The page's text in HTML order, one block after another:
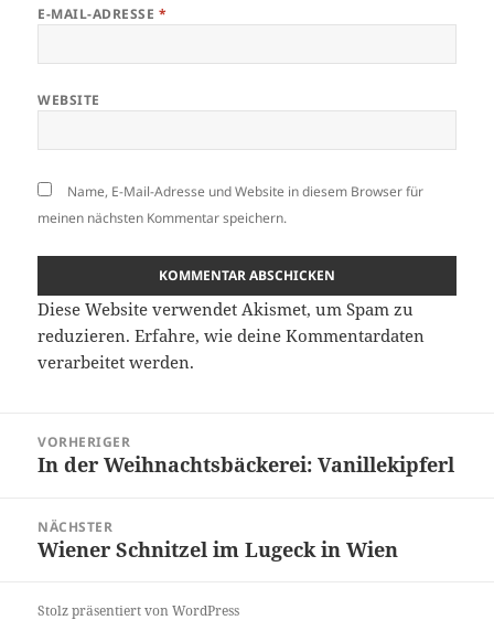
E-MAIL-ADRESSE *
WEBSITE
Name, E-Mail-Adresse und Website in diesem Browser für
meinen nächsten Kommentar speichern.
Diese Website verwendet Akismet, um Spam zu
reduzieren.Erfahre, wie deine Kommentardaten
verarbeitet werden.
VORHERIGER
Vorheriger
In der Weihnachtsbäckerei: Vanillekipferl
NÄCHSTER
Nächster
Wiener Schnitzel im Lugeck in Wien
Stolz präsentiert von WordPress